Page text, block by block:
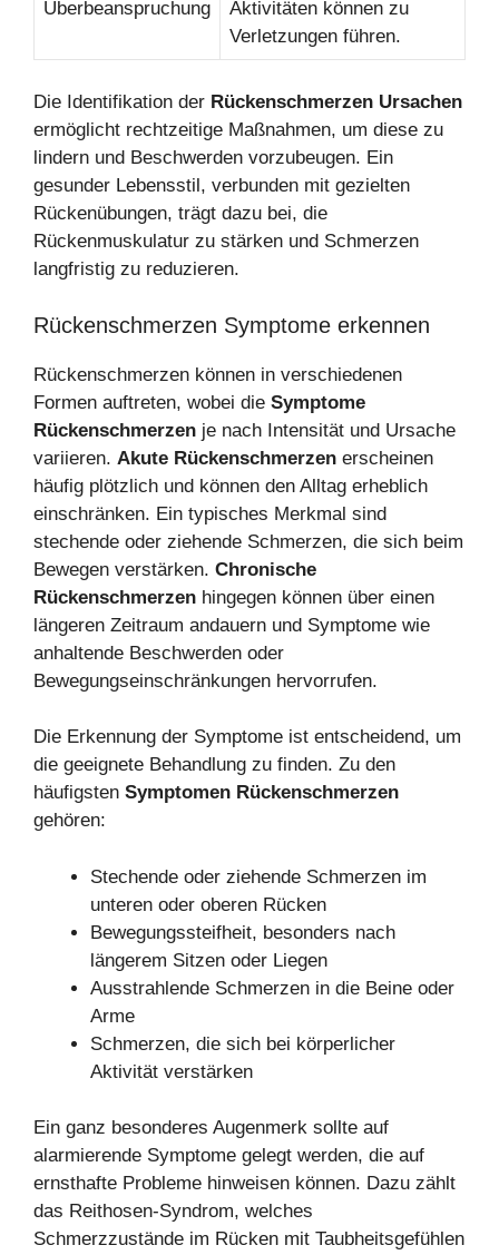
Überbeanspruchung
Aktivitäten können zu
Verletzungen führen.
Die Identifikation der Rückenschmerzen Ursachen
ermöglicht rechtzeitige Maßnahmen, um diese zu
lindern und Beschwerden vorzubeugen. Ein
gesunder Lebensstil, verbunden mit gezielten
Rückenübungen, trägt dazu bei, die
Rückenmuskulatur zu stärken und Schmerzen
langfristig zu reduzieren.
Rückenschmerzen Symptome erkennen
Rückenschmerzen können in verschiedenen
Formen auftreten, wobei die Symptome
Rückenschmerzen je nach Intensität und Ursache
variieren. Akute Rückenschmerzen erscheinen
häufig plötzlich und können den Alltag erheblich
einschränken. Ein typisches Merkmal sind
stechende oder ziehende Schmerzen, die sich beim
Bewegen verstärken. Chronische
Rückenschmerzen hingegen können über einen
längeren Zeitraum andauern und Symptome wie
anhaltende Beschwerden oder
Bewegungseinschränkungen hervorrufen.
Die Erkennung der Symptome ist entscheidend, um
die geeignete Behandlung zu finden. Zu den
häufigsten Symptomen Rückenschmerzen
gehören:
Stechende oder ziehende Schmerzen im
unteren oder oberen Rücken
Bewegungssteifheit, besonders nach
längerem Sitzen oder Liegen
Ausstrahlende Schmerzen in die Beine oder
Arme
Schmerzen, die sich bei körperlicher
Aktivität verstärken
Ein ganz besonderes Augenmerk sollte auf
alarmierende Symptome gelegt werden, die auf
ernsthafte Probleme hinweisen können. Dazu zählt
das Reithosen-Syndrom, welches
Schmerzzustände im Rücken mit Taubheitsgefühlen